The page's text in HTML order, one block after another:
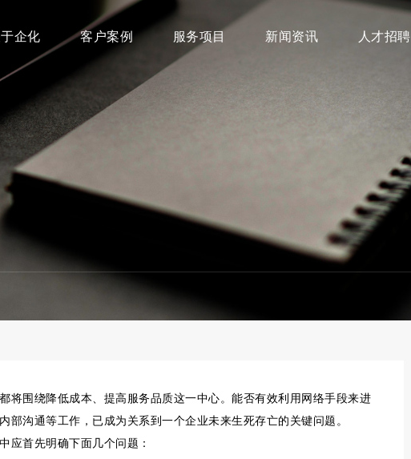
企化 客户案例 服务项目 新闻资讯 人才招聘
将围绕降低成本、提高服务品质这一中心。能否有效利用网络手段来进
沟通等工作，已成为关系到一个企业未来生死存亡的关键问题。
应首先明确下面几个问题：